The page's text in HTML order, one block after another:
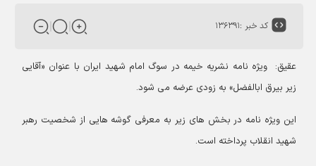
کد خبر :۱۳۶۳۹۱
عقیق: ویژه نامه نشریه خیمه در سوگ امام شهید ایران با عنوان «آقایی
زیر بیرق ابالفضل» به زودی عرضه می شود.
این ویژه نامه در بخش های زیر به معرفی گوشه هایی از شخصیت رهبر
شهید انقلاب پرداخته است.